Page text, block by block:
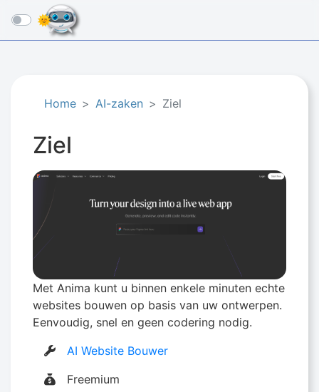
☰
Home AI-zaken Ziel
Ziel
Met Anima kunt u binnen enkele minuten echte
websites bouwen op basis van uw ontwerpen.
Eenvoudig, snel en geen codering nodig.
AI Website Bouwer
Freemium